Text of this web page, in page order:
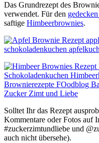
Das Grundrezept des
verwendet. Für den
saftige Himbeerbrownies.
Solltet Ihr das Rezept
Kommentare oder Fotos auf
#zuckerzimtundliebe und
auch nicht übersehe).